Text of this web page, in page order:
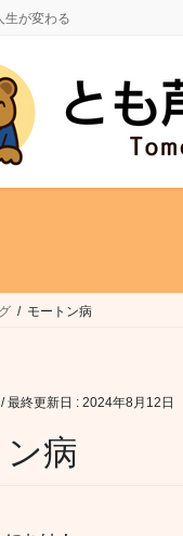
生が変わる
モートン病
/ 最終更新日 : 2024年8月12日
病